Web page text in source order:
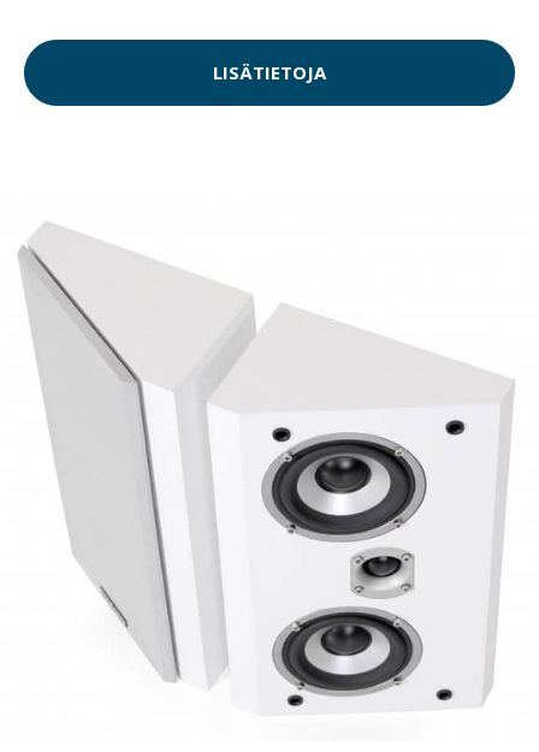
LISÄTIETOJA